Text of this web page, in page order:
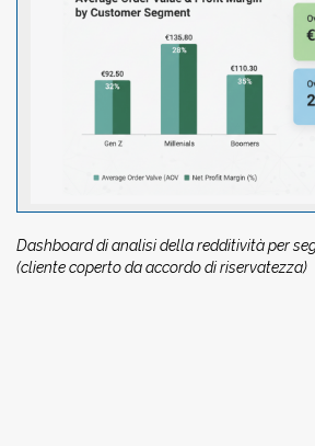
Dashboard di analisi della redditività per
(cliente coperto da accordo di riservatezza)